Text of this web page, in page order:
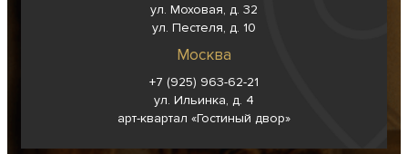
ул. Моховая, д. 32
ул. Пестеля, д. 10
Москва
+7 (925) 963-62-21
ул. Ильинка, д. 4
арт-квартал «Гостиный двор»